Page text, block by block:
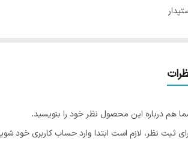
انواع رشته های ورزشی مخصوصا یوگا و پیلاتس
در برابر شستشو
هم درباره این محصول نظر خود را بنویسید.
ثبت نظر، لازم است ابتدا وارد حساب کاربری خود